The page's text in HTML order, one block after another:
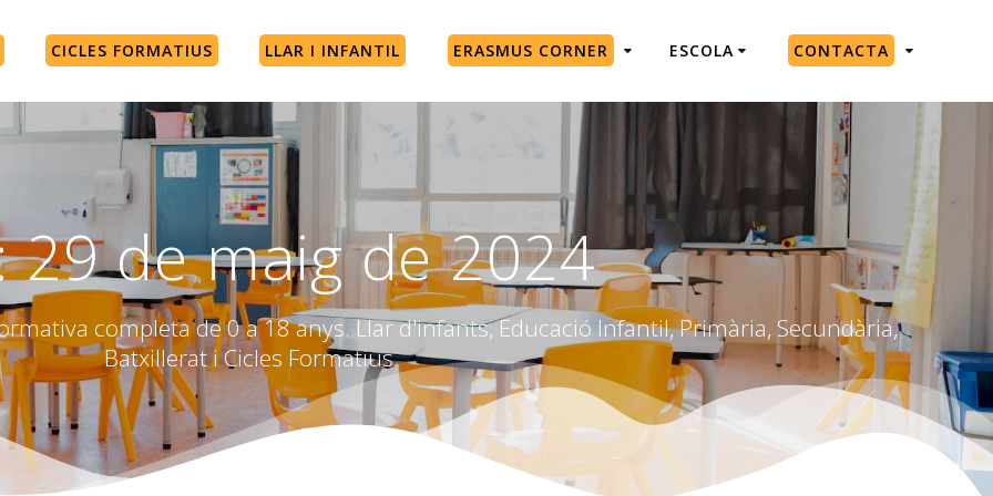
CICLES FORMATIUS LLAR I INFANTIL ERASMUS CORNER ESCOLA CONTACTA
29 de maig de 2024
completa de 0 a 18 anys. Llar d'infants, Educació Infantil, Primària, Secundària,
Batxillerat i Cicles Formatius